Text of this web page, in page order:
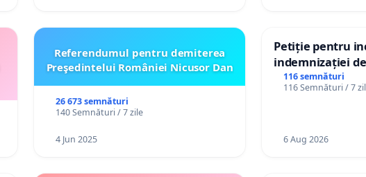
Referendumul pentru demiterea
Preşedintelui României Nicusor Dan
26 673 semnături
140 Semnături / 7 zile
4 Jun 2025
Petiție pentru
indemnizației
de bază și
de vechime
116 semnături
116 Semnături / 7
6 Aug 2026